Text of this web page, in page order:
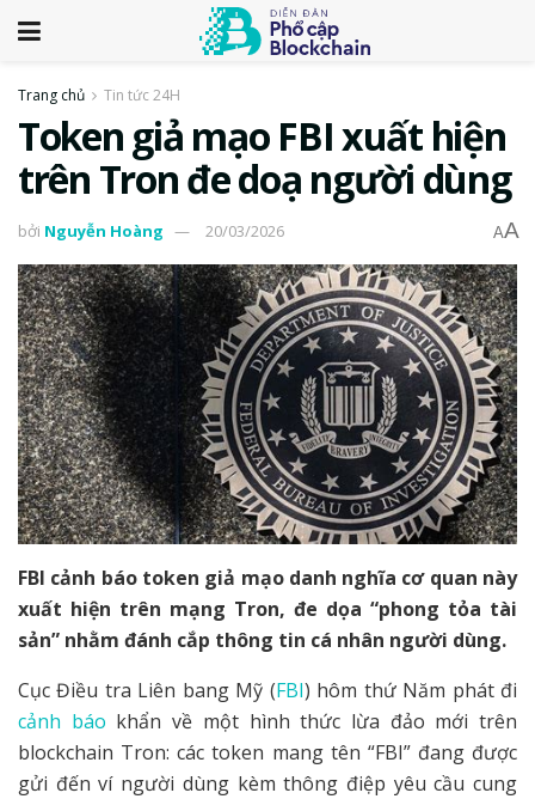
Trang chủ Tin tức 24H
Token giả mạo FBI xuất hiện
trên Tron đe doạ người dùng
bởi Nguyễn Hoàng 20/03/2026 AA
FBI cảnh báo token giả mạo danh nghĩa cơ quan này
xuất hiện trên mạng Tron, đe dọa “phong tỏa tài
sản” nhằm đánh cắp thông tin cá nhân người dùng.
Cục Điều tra Liên bang Mỹ (FBI) hôm thứ Năm phát đi
cảnh báo khẩn về một hình thức lừa đảo mới trên
blockchain Tron: các token mang tên “FBI” đang được
gửi đến ví người dùng kèm thông điệp yêu cầu cung